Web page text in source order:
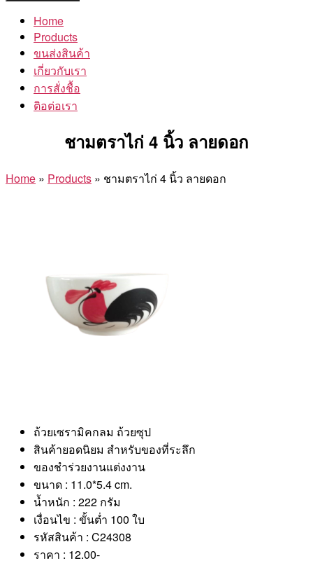
Home
Products
ขนส่งสินค้า
เกี่ยวกับเรา
การสั่งชื้อ
ติอต่อเรา
ชามตราไก่ 4 นิ้ว ลายดอก
Home » Products » ชามตราไก่ 4 นิ้ว ลายดอก
ถ้วยเซรามิคกลม ถ้วยซุป
สินค้ายอดนิยม สำหรับของที่ระลึก
ของชำร่วยงานแต่งงาน
ขนาด : 11.0*5.4 cm.
น้ำหนัก : 222 กรัม
เงื่อนไข : ขั้นต่ำ 100 ใบ
รหัสสินค้า : C24308
ราคา : 12.00-